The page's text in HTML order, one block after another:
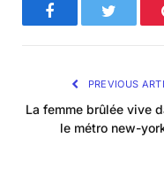
FacebookTwitter
PREVIOUS
La femme brûlée vive
le métro new-